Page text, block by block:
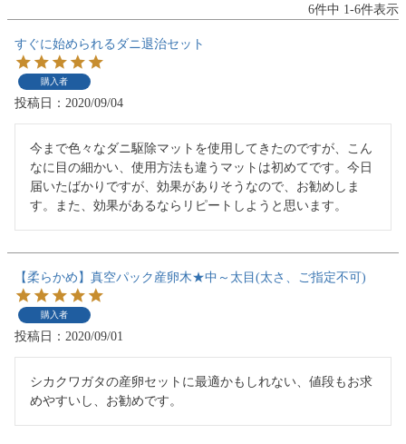
6件中 1 -6件表示
すぐに始められるダニ退治セット
購入者
投稿日 2020/09/04
今まで色々なダニ駆除マットを使用してきたのですが、こん
なに目の細かい、使用方法も違うマットは初めてです。今日
届いたばかりですが、効果がありそうなので、お勧めしま
す。また、効果があるならリピートしようと思います。
【柔らかめ】真空パック産卵木★中～太目(太さ、ご指定不可)
購入者
投稿日 2020/09/01
シカクワガタの産卵セットに最適かもしれない、値段もお求
めやすいし、お勧めです。